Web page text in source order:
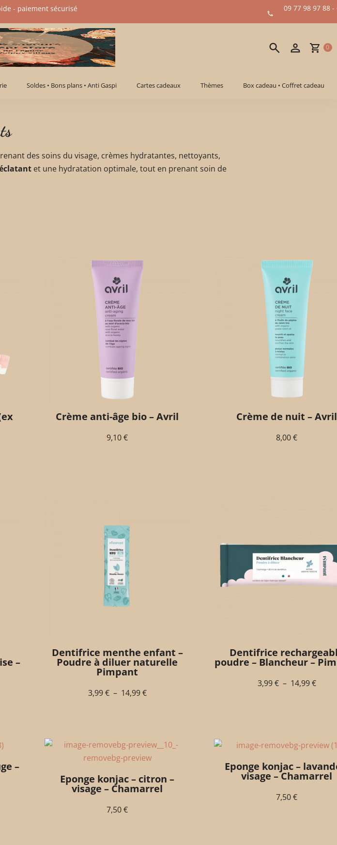
09 77 98 97 88 -
- paiement sécurisé​
0
Soldes • Bons plans • Anti Gaspi Cartes cadeaux Thèmes Box cadeau • Coffret cadeau
des soins du visage, crèmes hydratantes, nettoyants,
et une hydratation optimale, tout en prenant soin de
Crème anti-âge bio – Avril
9,10€
Crème de nuit – Avril
8,00€
–
Dentifrice menthe enfant –
Poudre à diluer naturelle
Pimpant
3,99€ – 14,99€
Dentifrice
poudre – Blancheur –
3,99€ – 14,99€
–
Eponge konjac – citron –
visage – Chamarrel
7,50€
Eponge konjac –
visage – Chamarrel
7,50€